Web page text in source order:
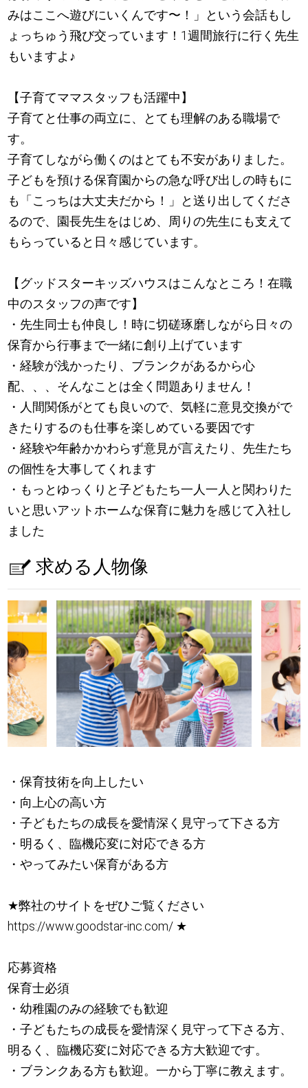
みはここへ遊びにいくんです〜！」という会話もし
ょっちゅう飛び交っています！1週間旅行に行く先生
もいますよ ♪
【子育てママスタッフも活躍中】
子育てと仕事の両立に、とても理解のある職場で
す。
子育てしながら働くのはとても不安がありました。
子どもを預ける保育園からの急な呼び出しの時もに
も「こっちは大丈夫だから！」と送り出してくださ
るので、園長先生をはじめ、周りの先生にも支えて
もらっていると日々感じています。
【グッドスターキッズハウスはこんなところ！在職
中のスタッフの声です】
・先生同士も仲良し！時に切磋琢磨しながら日々の
保育から行事まで一緒に創り上げています
・経験が浅かったり、ブランクがあるから心
配、、、そんなことは全く問題ありません！
・人間関係がとても良いので、気軽に意見交換がで
きたりするのも仕事を楽しめている要因です
・経験や年齢かかわらず意見が言えたり、先生たち
の個性を大事してくれます
・もっとゆっくりと子どもたち一人一人と関わりた
いと思いアットホームな保育に魅力を感じて入社し
ました
求める人物像
・保育技術を向上したい
・向上心の高い方
・子どもたちの成長を愛情深く見守って下さる方
・明るく、臨機応変に対応できる方
・やってみたい保育がある方
★弊社のサイトをぜひご覧ください
https://www.goodstar-inc.com/ ★
応募資格
保育士必須
・幼稚園のみの経験でも歓迎
・子どもたちの成長を愛情深く見守って下さる方、
明るく、臨機応変に対応できる方大歓迎です。
・ブランクある方も歓迎。一から丁寧に教えます。